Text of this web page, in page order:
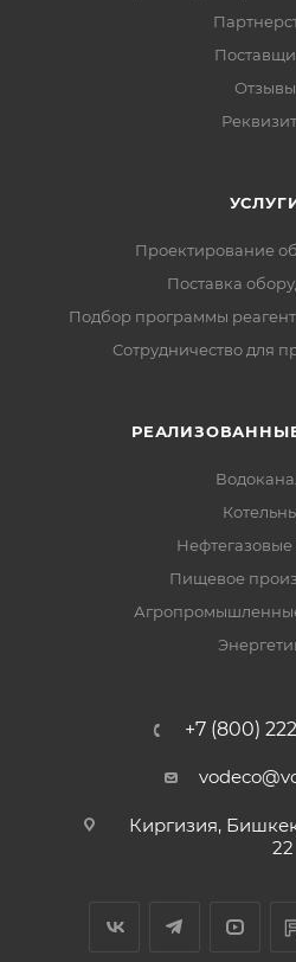
Отзывы
Проектирование
Поставка
Подбор программы
Сотрудничество для
Нефтегазовые
Пищевое
+7 (800)
Киргизия,
22